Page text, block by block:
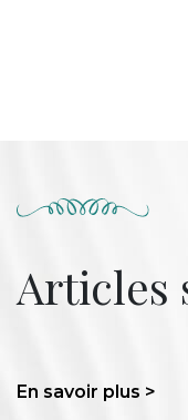
Articles
En savoir plus >